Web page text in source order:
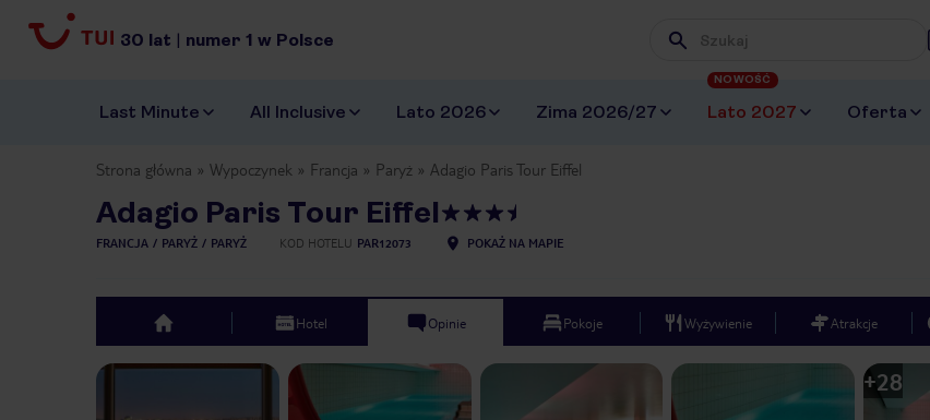
30 lat | numer 1 w Polsce Wpisz frazę, której szukasz
Last Minute All Inclusive Lato 2026 Zima 2026/27 Lato 2027
NOWOŚĆ
Oferta
Strona główna Wypoczynek Francja Paryż Adagio Paris Tour Eiffel
Adagio Paris Tour Eiffel
FRANCJA PARYŻ PARYŻ KOD HOTELU PAR12073 POKAŻ NA MAPIE
top Hotel Opinie Pokoje Wyżywienie Atrakcje
Previous slide +28